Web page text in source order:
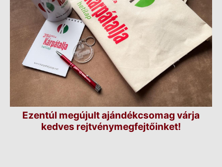
Ezentúl megújult ajándékcsomag várja
kedves rejtvénymegfejtőinket!